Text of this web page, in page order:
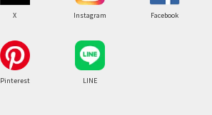
X Instagram Facebook
Pinterest LINE